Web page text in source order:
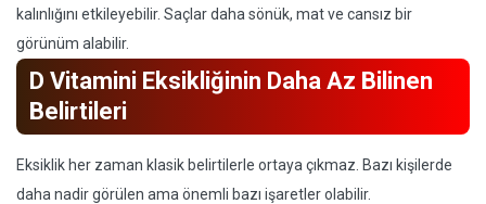
kalınlığını etkileyebilir. Saçlar daha sönük, mat ve cansız bir
görünüm alabilir.
D Vitamini Eksikliğinin Daha Az Bilinen
Belirtileri
Eksiklik her zaman klasik belirtilerle ortaya çıkmaz. Bazı kişilerde
daha nadir görülen ama önemli bazı işaretler olabilir.